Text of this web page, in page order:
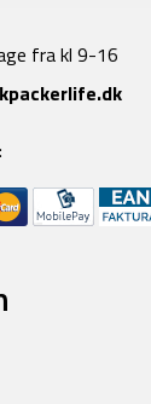
fra kl 9-16